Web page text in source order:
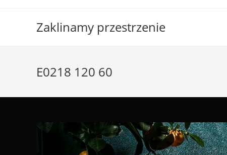
Zaklinamy przestrzenie
E0218 120 60